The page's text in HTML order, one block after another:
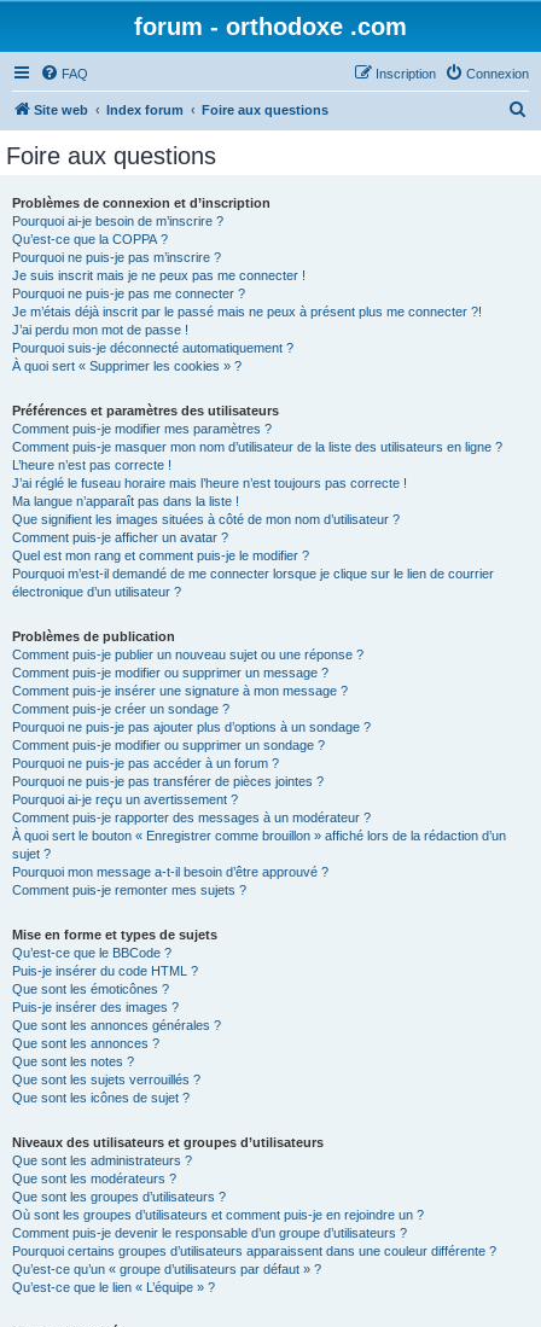
forum - orthodoxe .com
FAQ Connexion
Inscription
Site web Index forum Foire aux questions
Foire aux questions
Problèmes de connexion et d’inscription
Pourquoi ai-je besoin de m’inscrire ?
Qu’est-ce que la COPPA ?
Pourquoi ne puis-je pas m’inscrire ?
Je suis inscrit mais je ne peux pas me connecter !
Pourquoi ne puis-je pas me connecter ?
Je m’étais déjà inscrit par le passé mais ne peux à présent plus me connecter ?!
J’ai perdu mon mot de passe !
Pourquoi suis-je déconnecté automatiquement ?
À quoi sert « Supprimer les cookies » ?
Préférences et paramètres des utilisateurs
Comment puis-je modifier mes paramètres ?
Comment puis-je masquer mon nom d’utilisateur de la liste des utilisateurs en ligne ?
L’heure n’est pas correcte !
J’ai réglé le fuseau horaire mais l’heure n’est toujours pas correcte !
Ma langue n’apparaît pas dans la liste !
Que signifient les images situées à côté de mon nom d’utilisateur ?
Comment puis-je afficher un avatar ?
Quel est mon rang et comment puis-je le modifier ?
Pourquoi m’est-il demandé de me connecter lorsque je clique sur le lien de courrier
électronique d’un utilisateur ?
Problèmes de publication
Comment puis-je publier un nouveau sujet ou une réponse ?
Comment puis-je modifier ou supprimer un message ?
Comment puis-je insérer une signature à mon message ?
Comment puis-je créer un sondage ?
Pourquoi ne puis-je pas ajouter plus d’options à un sondage ?
Comment puis-je modifier ou supprimer un sondage ?
Pourquoi ne puis-je pas accéder à un forum ?
Pourquoi ne puis-je pas transférer de pièces jointes ?
Pourquoi ai-je reçu un avertissement ?
Comment puis-je rapporter des messages à un modérateur ?
À quoi sert le bouton « Enregistrer comme brouillon » affiché lors de la rédaction d’un
sujet ?
Pourquoi mon message a-t-il besoin d’être approuvé ?
Comment puis-je remonter mes sujets ?
Mise en forme et types de sujets
Qu’est-ce que le BBCode ?
Puis-je insérer du code HTML ?
Que sont les émoticônes ?
Puis-je insérer des images ?
Que sont les annonces générales ?
Que sont les annonces ?
Que sont les notes ?
Que sont les sujets verrouillés ?
Que sont les icônes de sujet ?
Niveaux des utilisateurs et groupes d’utilisateurs
Que sont les administrateurs ?
Que sont les modérateurs ?
Que sont les groupes d’utilisateurs ?
Où sont les groupes d’utilisateurs et comment puis-je en rejoindre un ?
Comment puis-je devenir le responsable d’un groupe d’utilisateurs ?
Pourquoi certains groupes d’utilisateurs apparaissent dans une couleur différente ?
Qu’est-ce qu’un « groupe d’utilisateurs par défaut » ?
Qu’est-ce que le lien « L’équipe » ?